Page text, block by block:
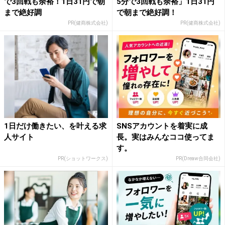
まで絶好調
PR(健商株式会社)
で朝まで絶好調！
PR(健商株式会社)
1日だけ働きたい、を叶える求
人サイト
PR(ショットワークス)
SNSアカウントを着実に成
長。実はみんなココ使ってま
す。
PR(Dreaw合同会社)